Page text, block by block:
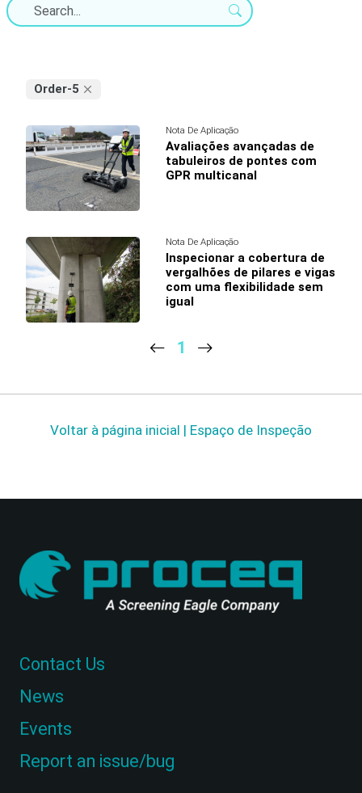
Order-5
Nota De Aplicação
Avaliações avançadas de
tabuleiros de pontes com
GPR multicanal
Nota De Aplicação
Inspecionar a cobertura de
vergalhões de pilares e vigas
com uma flexibilidade sem
igual
1
Voltar à página inicial | Espaço de Inspeção
Contact Us
News
Events
Report an issue/bug